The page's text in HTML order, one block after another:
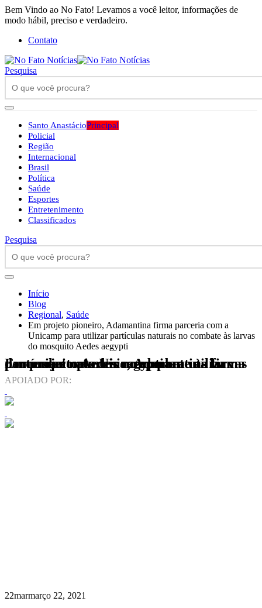
Bem Vindo ao No Fato! Levamos a você leitor, informações de
modo hábil, preciso e verdadeiro.
Contato
Pesquisa
Santo AnastácioPrincipal
Policial
Região
Internacional
Brasil
Política
Saúde
Esportes
Entretenimento
Classificados
Pesquisa
Início
Blog
Regional, Saúde
Em projeto pioneiro, Adamantina firma parceria com a
Unicamp para utilizar partículas naturais no combate às larvas
do mosquito Aedes aegypti
Em projeto pioneiro, Adamantina firma parceria com a Unicamp para utilizar partículas naturais no combate às larvas do mosquito Aedes aegypti
APOIADO POR:
22marmarço 22, 2021